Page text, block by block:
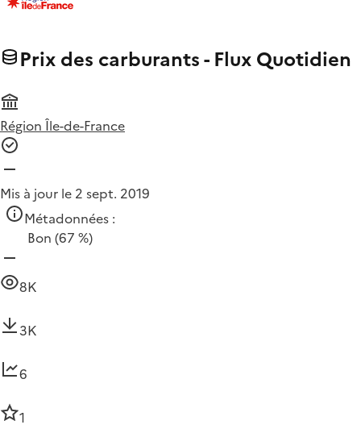
Prix des carburants - Flux Quotidien
Région Île-de-France
Mis à jour le 2 sept. 2019
Métadonnées :
Bon (67 %)
8K
3K
6
1